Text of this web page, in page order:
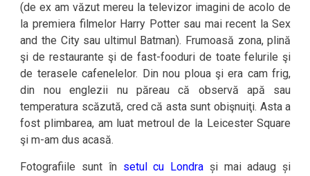
(de ex am văzut mereu la televizor imagini de acolo de
la premiera filmelor Harry Potter sau mai recent la Sex
and the City sau ultimul Batman). Frumoasă zona, plină
şi de restaurante şi de fast-fooduri de toate felurile şi
de terasele cafenelelor. Din nou ploua şi era cam frig,
din nou englezii nu păreau că observă apă sau
temperatura scăzută, cred că asta sunt obişnuiţi. Asta a
fost plimbarea, am luat metroul de la Leicester Square
şi m-am dus acasă.
Fotografiile sunt în setul cu Londra și mai adaug și